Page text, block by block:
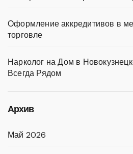
Оформление аккредитивов в
торговле
Нарколог на Дом в
Всегда Рядом
Архив
Май 2026